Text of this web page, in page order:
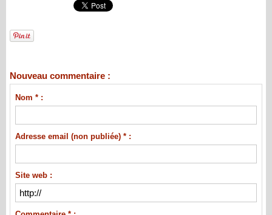
Nouveau commentaire :
Nom * :
Adresse email (non publiée) * :
Site web :